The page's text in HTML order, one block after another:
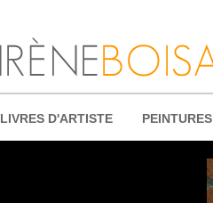
LIVRES D'ARTISTE PEINTURES